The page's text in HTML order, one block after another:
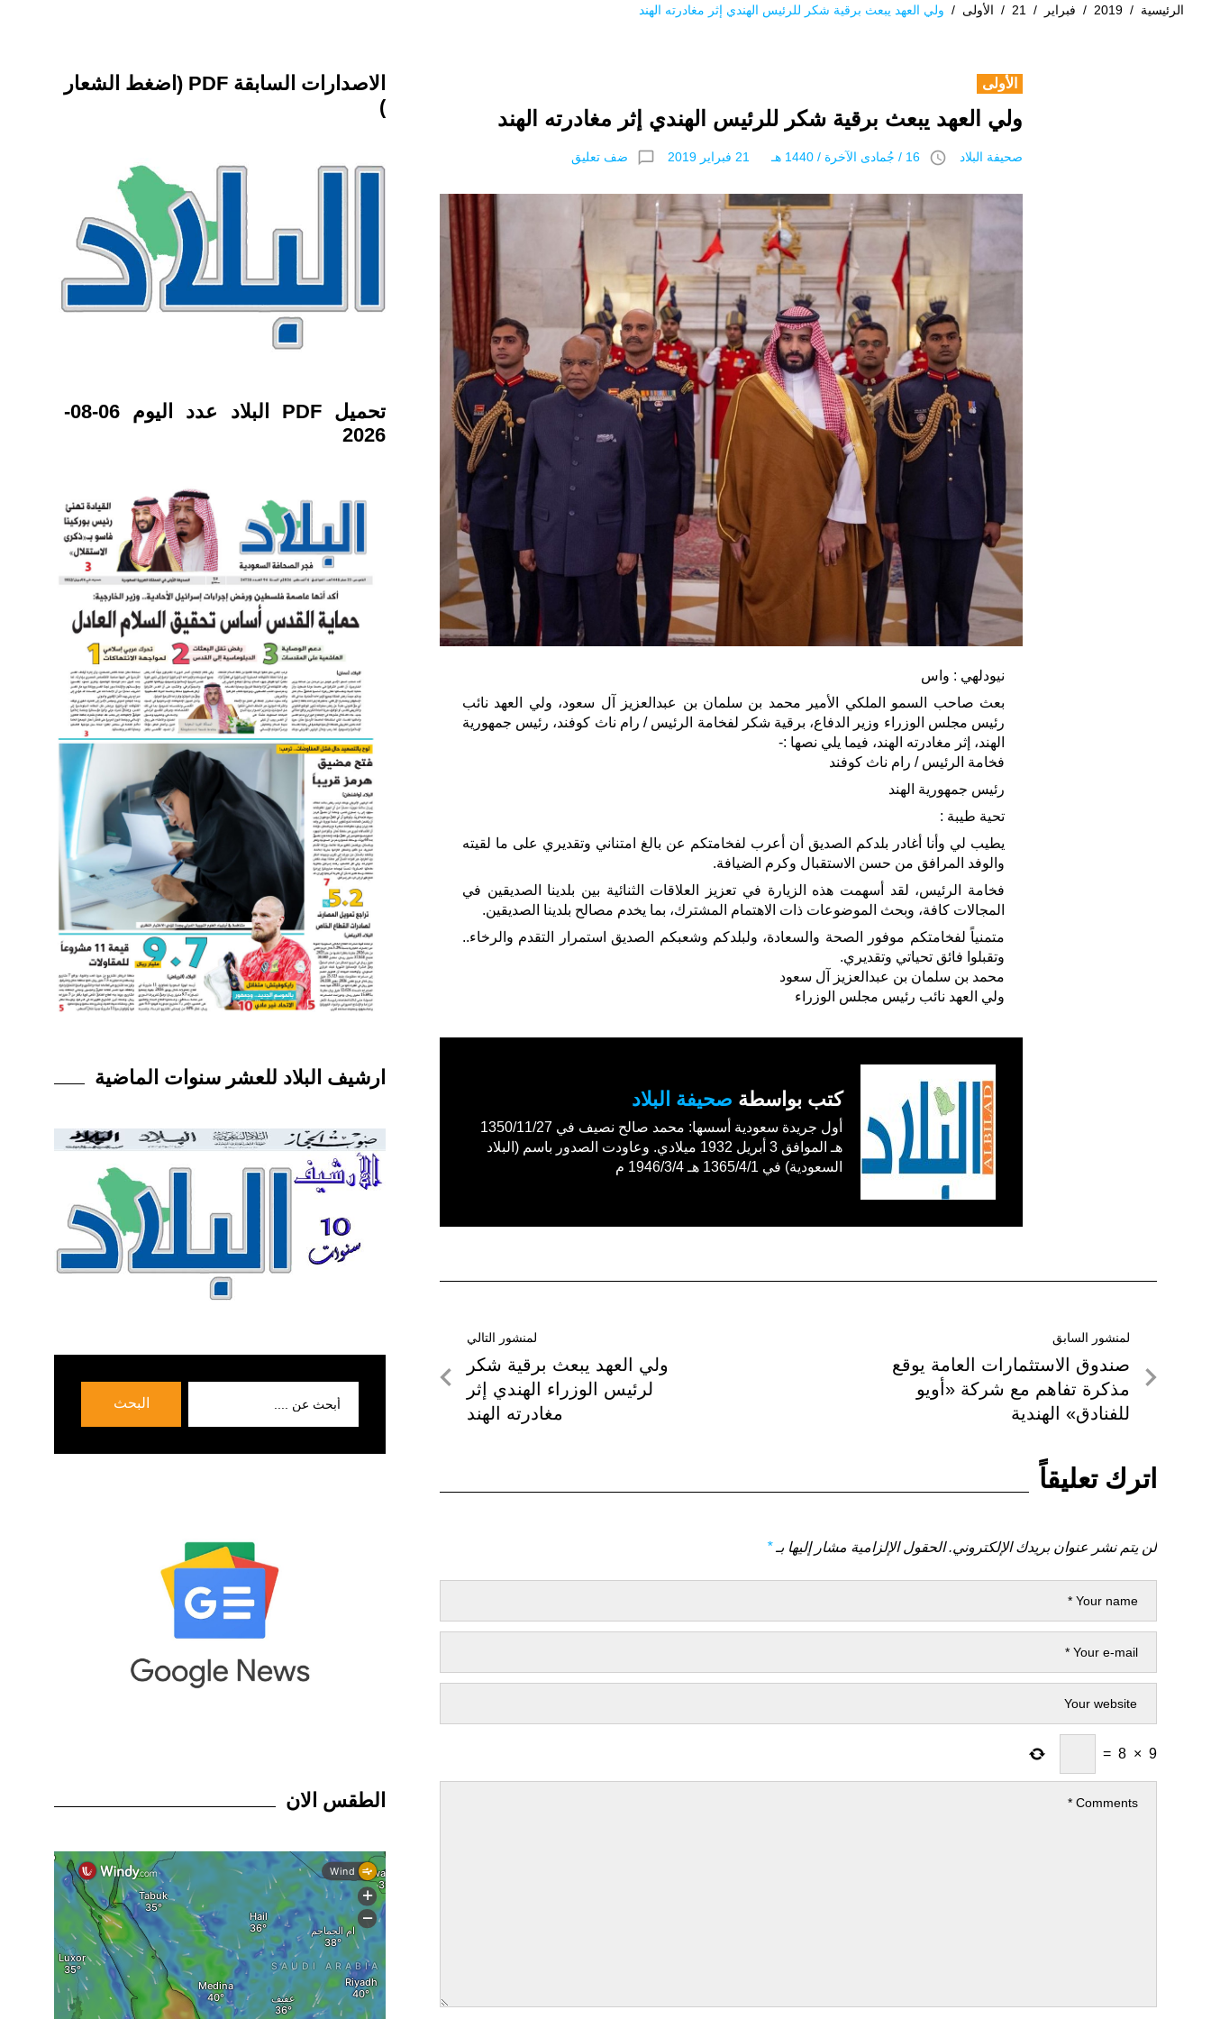
الرئيسية /
2019
/ فبراير /
21
/ الأولى / ولي العهد يبعث برقية شكر للرئيس الهندي إثر مغادرته الهند
الأولى
ولي العهد يبعث برقية شكر للرئيس الهندي إثر مغادرته الهند
صحيفة البلاد access_time 16 / جُمادى اﻵخرة / 1440 هـ 21 فبراير 2019 chat_bubble_outline ضف تعليق
نيودلهي : واس
بعث صاحب السمو الملكي الأمير محمد بن سلمان بن عبدالعزيز آل سعود، ولي العهد نائب
رئيس مجلس الوزراء وزير الدفاع، برقية شكر لفخامة الرئيس / رام ناث كوفند، رئيس جمهورية
الهند، إثر مغادرته الهند، فيما يلي نصها :-
فخامة الرئيس / رام ناث كوفند
رئيس جمهورية الهند
تحية طيبة :
يطيب لي وأنا أغادر بلدكم الصديق أن أعرب لفخامتكم عن بالغ امتناني وتقديري على ما لقيته
والوفد المرافق من حسن الاستقبال وكرم الضيافة.
فخامة الرئيس، لقد أسهمت هذه الزيارة في تعزيز العلاقات الثنائية بين بلدينا الصديقين في
المجالات كافة، وبحث الموضوعات ذات الاهتمام المشترك، بما يخدم مصالح بلدينا الصديقين.
متمنياً لفخامتكم موفور الصحة والسعادة، ولبلدكم وشعبكم الصديق استمرار التقدم والرخاء..
وتقبلوا فائق تحياتي وتقديري.
محمد بن سلمان بن عبدالعزيز آل سعود
ولي العهد نائب رئيس مجلس الوزراء
كتب بواسطة صحيفة البلاد
أول جريدة سعودية أسسها: محمد صالح نصيف في 1350/11/27
هـ الموافق 3 أبريل 1932 ميلادي. وعاودت الصدور باسم (البلاد
السعودية) في 1365/4/1 هـ 1946/3/4 م
تصفّح
المقالات
لمنشور السابق
لمنشور
السابق
صندوق الاستثمارات العامة يوقع
مذكرة تفاهم مع شركة «أويو
للفنادق» الهندية
لمنشور التالي
لمنشور
التالي
ولي العهد يبعث برقية شكر
لرئيس الوزراء الهندي إثر
مغادرته الهند
اترك تعليقاً
لن يتم نشر عنوان بريدك الإلكتروني. الحقول الإلزامية مشار إليها بـ*
9
×
8
=
الاصدارات السابقة PDF (اضغط الشعار
)
تحميل PDF البلاد عدد اليوم 06-08-
2026
ارشيف البلاد للعشر سنوات الماضية
البحث
الطقس الان